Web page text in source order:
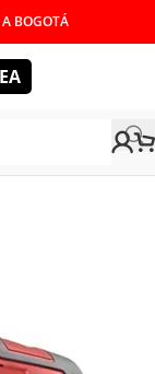
BOGOTÁ
PERCUTORES